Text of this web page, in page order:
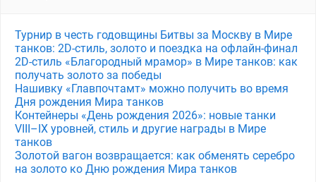
Турнир в честь годовщины Битвы за Москву в Мире
танков: 2D-стиль, золото и поездка на офлайн-финал
2D-стиль «Благородный мрамор» в Мире танков: как
получать золото за победы
Нашивку «Главпочтамт» можно получить во время
Дня рождения Мира танков
Контейнеры «День рождения 2026»: новые танки
VIII–IX уровней, стиль и другие награды в Мире
танков
Золотой вагон возвращается: как обменять серебро
на золото ко Дню рождения Мира танков